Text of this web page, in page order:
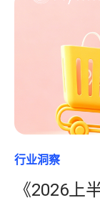
行业洞察
《2026上